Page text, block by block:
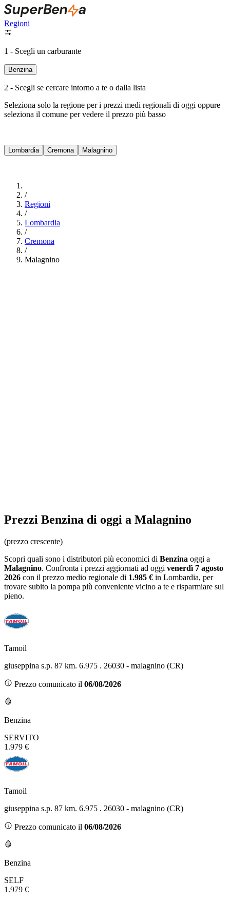
Regioni
1 - Scegli un carburante
Benzina
2 - Scegli se cercare intorno a te o dalla lista
Seleziona solo la regione per i prezzi medi regionali di oggi oppure
seleziona il comune per vedere il prezzo più basso
Lombardia Cremona Malagnino
/
Regioni
/
Lombardia
/
Cremona
/
Malagnino
Prezzi Benzina di oggi a Malagnino
(prezzo crescente)
Scopri quali sono i distributori più economici di Benzina oggi a
Malagnino. Confronta i prezzi aggiornati ad oggi venerdì 7 agosto
2026 con il prezzo medio regionale di 1.985 € in Lombardia, per
trovare subito la pompa più conveniente vicino a te e risparmiare sul
pieno.
Tamoil
giuseppina s.p. 87 km. 6.975 . 26030 - malagnino (CR)
Prezzo comunicato il 06/08/2026
Benzina
SERVITO
1.979 €
Tamoil
giuseppina s.p. 87 km. 6.975 . 26030 - malagnino (CR)
Prezzo comunicato il 06/08/2026
Benzina
SELF
1.979 €